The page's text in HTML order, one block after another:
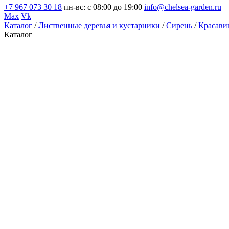
+7 967 073 30 18 пн-вс: с 08:00 до 19:00 info@chelsea-garden.ru
Max Vk
Каталог /Лиственные деревья и кустарники /Сирень /
Каталог